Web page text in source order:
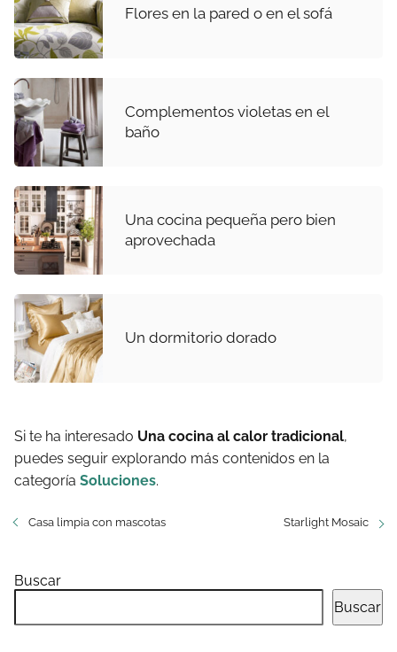
Flores en la pared o en el sofá
Complementos violetas en el
baño
Una cocina pequeña pero bien
aprovechada
Un dormitorio dorado
Si te ha interesado Una cocina al calor tradicional,
puedes seguir explorando más contenidos en la
categoría Soluciones.
Casa limpia con mascotas Starlight Mosaic
Buscar
Buscar